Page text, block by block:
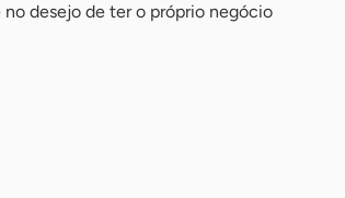
desejo de ter o próprio negócio